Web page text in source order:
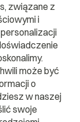
i
związane z
i
może być
o
w naszej
swoje